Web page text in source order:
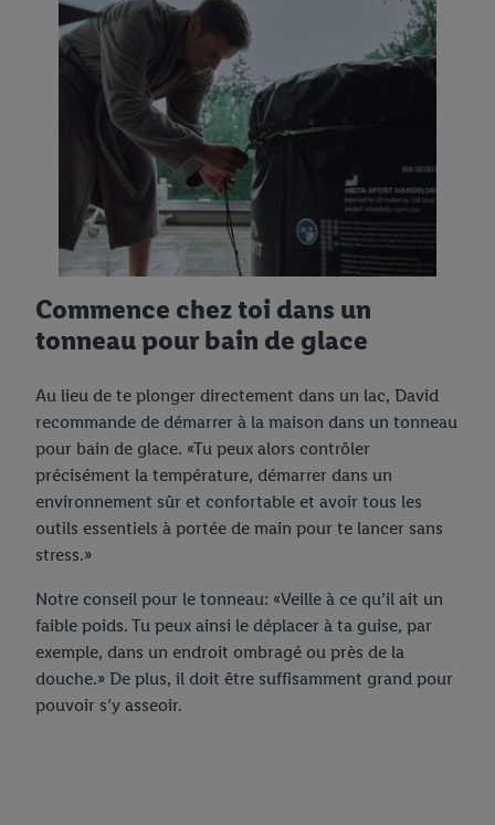
Commence chez toi dans un
tonneau pour bain de glace
Au lieu de te plonger directement dans un lac, David
recommande de démarrer à la maison dans un tonneau
pour bain de glace. «Tu peux alors contrôler
précisément la température, démarrer dans un
environnement sûr et confortable et avoir tous les
outils essentiels à portée de main pour te lancer sans
stress.»
Notre conseil pour le tonneau: «Veille à ce qu’il ait un
faible poids. Tu peux ainsi le déplacer à ta guise, par
exemple, dans un endroit ombragé ou près de la
douche.» De plus, il doit être suffisamment grand pour
pouvoir s’y asseoir.